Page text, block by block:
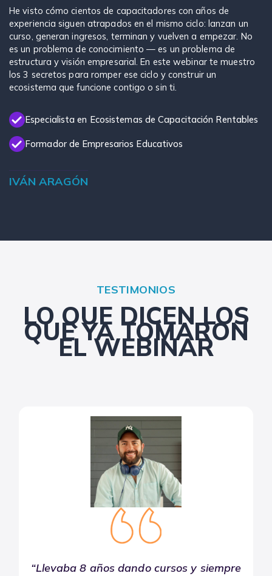
He visto cómo cientos de capacitadores con años de
experiencia siguen atrapados en el mismo ciclo: lanzan un
curso, generan ingresos, terminan y vuelven a empezar. No
es un problema de conocimiento — es un problema de
estructura y visión empresarial. En este webinar te muestro
los 3 secretos para romper ese ciclo y construir un
ecosistema que funcione contigo o sin ti.
Especialista en Ecosistemas de Capacitación Rentables
Formador de Empresarios Educativos
IVÁN ARAGÓN
TESTIMONIOS
LO QUE DICEN LOS
QUE YA TOMARON
EL WEBINAR
“Llevaba 8 años dando cursos y siempre